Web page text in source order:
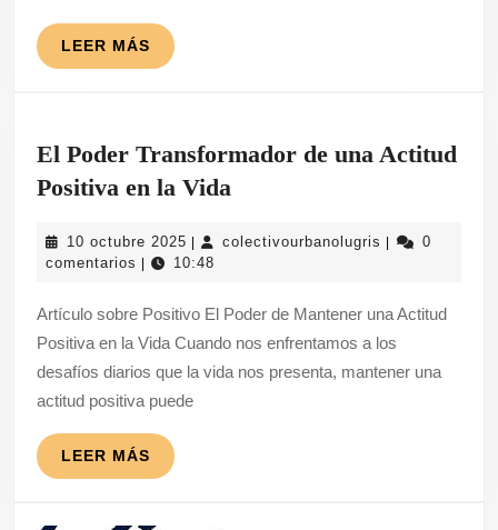
para
Todos
LEER MÁS LEER
MÁS
El Poder Transformador de una Actitud
Positiva en la Vida
Transformador
una
Actitud
Positiva
10 octubre 2025 10
octubre
| colectivourbanolugris |
0
comentarios | 10:48
Artículo sobre Positivo El Poder de Mantener una Actitud
Positiva en la Vida Cuando nos enfrentamos a los
desafíos diarios que la vida nos presenta, mantener una
actitud positiva puede
LEER MÁS LEER
MÁS